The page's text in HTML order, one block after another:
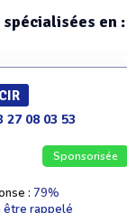
en
CIR
27 08 03 53
Sponsorisée
: 79%
être rappelé